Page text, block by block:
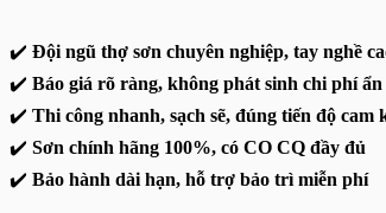
✔️ Đội ngũ thợ sơn chuyên nghiệp, tay nghề
✔️ Báo giá rõ ràng, không phát sinh chi phí ẩn
✔️ Thi công nhanh, sạch sẽ, đúng tiến độ cam
✔️ Sơn chính hãng 100%, có CO CQ đầy đủ
✔️ Bảo hành dài hạn, hỗ trợ bảo trì miễn phí